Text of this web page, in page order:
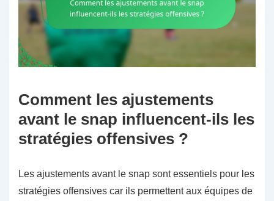
Comment les ajustements
avant le snap influencent-ils les
stratégies offensives ?
Les ajustements avant le snap sont essentiels pour les
stratégies offensives car ils permettent aux équipes de